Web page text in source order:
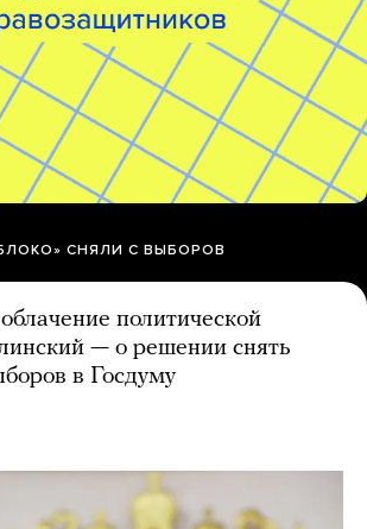
СНЯЛИ С ВЫБОРОВ
политической
— о решении снять
в Госдуму